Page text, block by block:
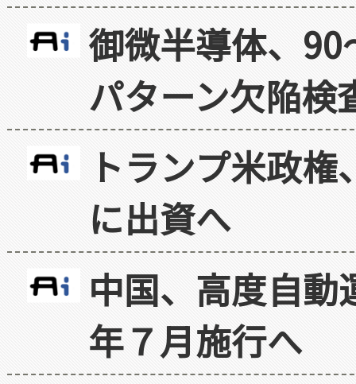
御微半導体、
パターン欠陥検
トランプ米政
に出資へ
中国、高度自
年７月施行へ